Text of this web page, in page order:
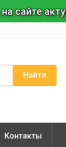
сайте
Найти
Контакты